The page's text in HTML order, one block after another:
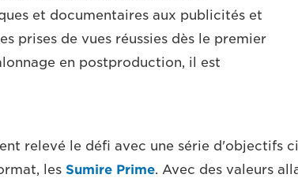
et documentaires aux publicités et
prises de vues réussies dès le premier
en postproduction, il est
relevé le défi avec une série d'objectifs
les Sumire Prime. Avec des valeurs